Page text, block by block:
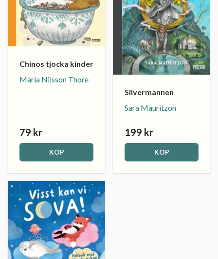
Chinos tjocka kinder
Maria Nilsson Thore
79 kr
KÖP
Silvermannen
Sara Mauritzon
199 kr
KÖP